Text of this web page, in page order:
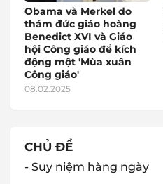
Obama và Merkel do
thám đức giáo hoàng
Benedict XVI và Giáo
hội Công giáo để kích
động một 'Mùa xuân
Công giáo'
08.02.2025
CHỦ ĐỀ
- Suy niệm hàng ngày